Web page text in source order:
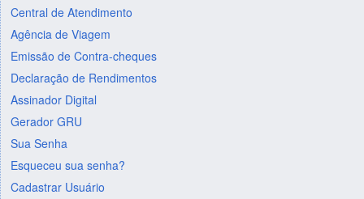
Central de Atendimento
Agência de Viagem
Emissão de Contra-cheques
Declaração de Rendimentos
Assinador Digital
Gerador GRU
Sua Senha
Esqueceu sua senha?
Cadastrar Usuário